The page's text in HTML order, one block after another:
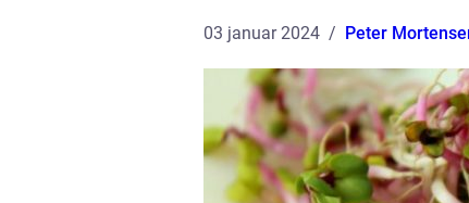
03 januar 2024 Peter